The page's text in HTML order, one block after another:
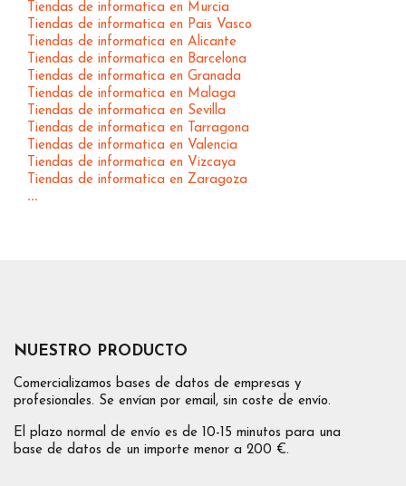
Tiendas de informatica en Murcia
Tiendas de informatica en Pais Vasco
Tiendas de informatica en Alicante
Tiendas de informatica en Barcelona
Tiendas de informatica en Granada
Tiendas de informatica en Malaga
Tiendas de informatica en Sevilla
Tiendas de informatica en Tarragona
Tiendas de informatica en Valencia
Tiendas de informatica en Vizcaya
Tiendas de informatica en Zaragoza
...
NUESTRO PRODUCTO
Comercializamos bases de datos de empresas y
profesionales. Se envían por email, sin coste de envío.
El plazo normal de envío es de 10-15 minutos para una
base de datos de un importe menor a 200 €.